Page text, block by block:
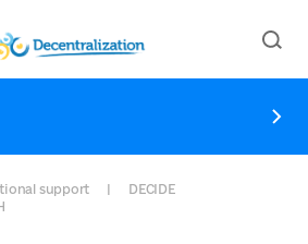
support
DECIDE